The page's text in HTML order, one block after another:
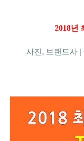
2018년
사진, 브랜드사 |